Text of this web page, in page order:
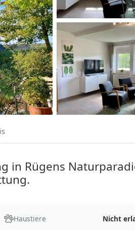
in Rügens
Haustiere
Nicht